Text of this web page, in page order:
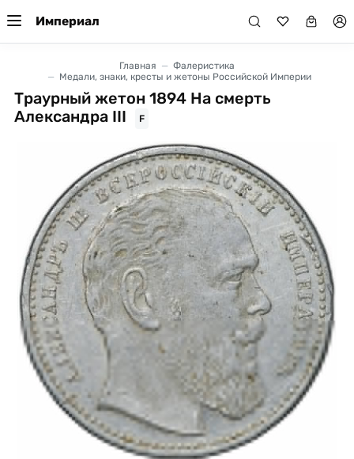
Империал
Главная
Фалеристика
Медали, знаки, кресты и жетоны Российской Империи
Траурный жетон 1894 На смерть
Александра III
F